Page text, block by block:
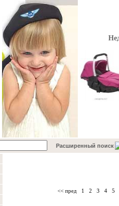
Расширенный поиск
<< пред 1 2 3 4 5